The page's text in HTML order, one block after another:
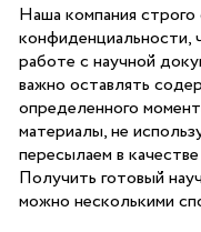
Наша компания
конфиденциальности,
работе с научной
важно оставлять
определенного
материалы, не
пересылаем в
Получить готовый
можно несколькими